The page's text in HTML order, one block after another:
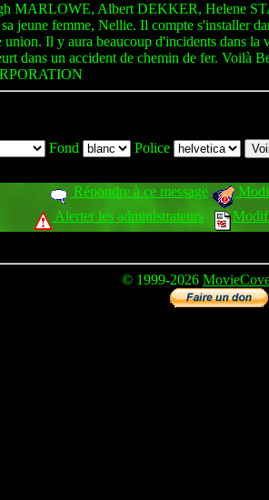
MARLOWE, Albert DEKKER, Helene
jeune femme, Nellie. Il compte s'installer
Il y aura beaucoup d'incidents dans
dans un accident de chemin de fer. Voilà
Fond Police
Répondre à ce message
Alerter les administrateurs
© 1999-2026